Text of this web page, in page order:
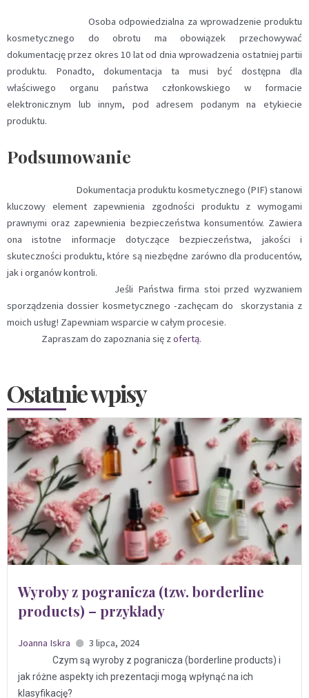
Osoba odpowiedzialna za wprowadzenie produktu
kosmetycznego do obrotu ma obowiązek przechowywać
dokumentację przez okres 10 lat od dnia wprowadzenia ostatniej partii
produktu. Ponadto, dokumentacja ta musi być dostępna dla
właściwego organu państwa członkowskiego w formacie
elektronicznym lub innym, pod adresem podanym na etykiecie
produktu.
Podsumowanie
Dokumentacja produktu kosmetycznego (PIF) stanowi
kluczowy element zapewnienia zgodności produktu z wymogami
prawnymi oraz zapewnienia bezpieczeństwa konsumentów. Zawiera
ona istotne informacje dotyczące bezpieczeństwa, jakości i
skuteczności produktu, które są niezbędne zarówno dla producentów,
jak i organów kontroli.
Jeśli Państwa firma stoi przed wyzwaniem
sporządzenia dossier kosmetycznego -zachęcam do skorzystania z
moich usług! Zapewniam wsparcie w całym procesie.
Zapraszam do zapoznania się zofertą.
Ostatnie wpisy
Wyroby z pogranicza (tzw. borderline
products) – przykłady
Joanna Iskra 3 lipca, 2024
Czym są wyroby z pogranicza (borderline products) i
jak różne aspekty ich prezentacji mogą wpłynąć na ich
klasyfikację?